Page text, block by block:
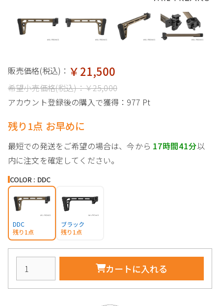
販売価格(税込)： ￥21,500
希望小売価格(税込)：￥25,000
アカウント登録後の購入で獲得： 977 Pt
残り1点 お早めに
最短での発送をご希望の場合は、今から 17時間41分以
内に注文を確定してください。
COLOR : DDC
DDC
残り1点
ブラック
残り1点
カートに入れる